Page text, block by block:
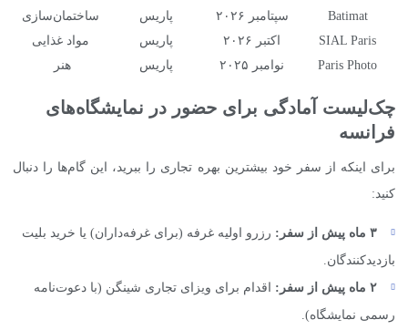
Batimat
سپتامبر ۲۰۲۶ پاریس
ساختمان‌سازی
SIAL Paris
اکتبر ۲۰۲۶ پاریس
مواد غذایی
Paris Photo
نوامبر ۲۰۲۵ پاریس هنر
چک‌لیست آمادگی برای حضور در نمایشگاه‌های
فرانسه
برای اینکه از سفر خود بیشترین بهره تجاری را ببرید، این گام‌ها را دنبال
کنید:
۳ ماه پیش از سفر:
رزرو اولیه غرفه (برای غرفه‌داران) یا خرید بلیت
بازدیدکنندگان.
۲ ماه پیش از سفر:
اقدام برای ویزای تجاری شینگن (با دعوت‌نامه
رسمی نمایشگاه).